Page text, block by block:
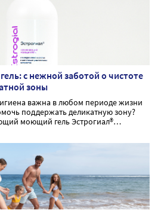
с нежной заботой о чистоте
зоны
важна в любом периоде жизни
поддержать деликатную зону?
моющий гель Эстрогиал®